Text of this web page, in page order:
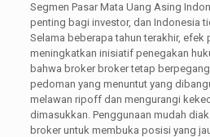
Segmen Pasar Mata Uang Asing
penting bagi investor, dan Indonesia
Selama beberapa tahun terakhir, efek
meningkatkan inisiatif penegakan
bahwa broker broker tetap
pedoman yang menuntut yang
melawan ripoff dan mengurangi
dimasukkan. Penggunaan mudah
broker untuk membuka posisi yang